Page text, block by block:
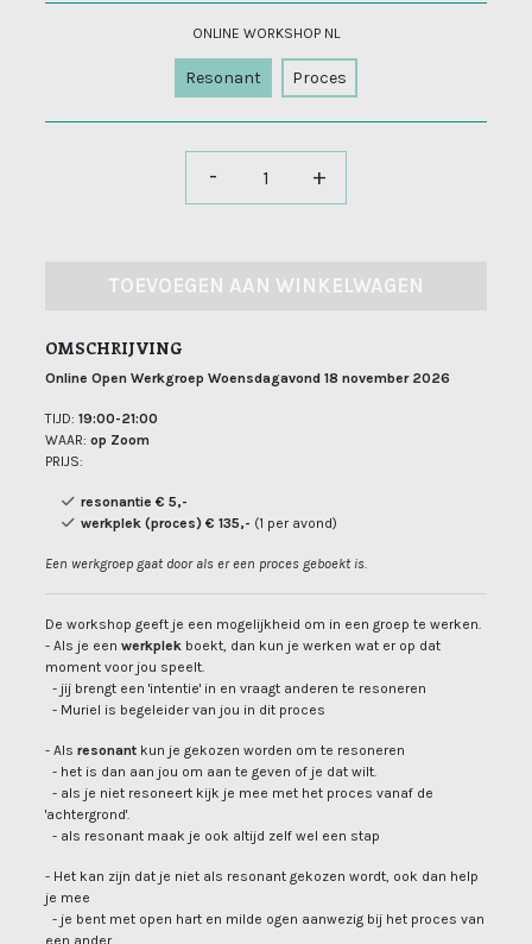
ONLINE WORKSHOP NL
Resonant Proces
- +
TOEVOEGEN AAN WINKELWAGEN
OMSCHRIJVING
Online Open Werkgroep Woensdagavond 18 november 2026
TIJD: 19:00-21:00
WAAR: op Zoom
PRIJS:
resonantie € 5,-
werkplek (proces) € 135,- (1 per avond)
Een werkgroep gaat door als er een proces geboekt is.
De workshop geeft je een mogelijkheid om in een groep te werken.
- Als je een werkplek boekt, dan kun je werken wat er op dat
moment voor jou speelt.
- jij brengt een 'intentie' in en vraagt anderen te resoneren
- Muriel is begeleider van jou in dit proces
- Als resonant kun je gekozen worden om te resoneren
- het is dan aan jou om aan te geven of je dat wilt.
- als je niet resoneert kijk je mee met het proces vanaf de
'achtergrond'.
- als resonant maak je ook altijd zelf wel een stap
- Het kan zijn dat je niet als resonant gekozen wordt, ook dan help
je mee
- je bent met open hart en milde ogen aanwezig bij het proces van
een ander.